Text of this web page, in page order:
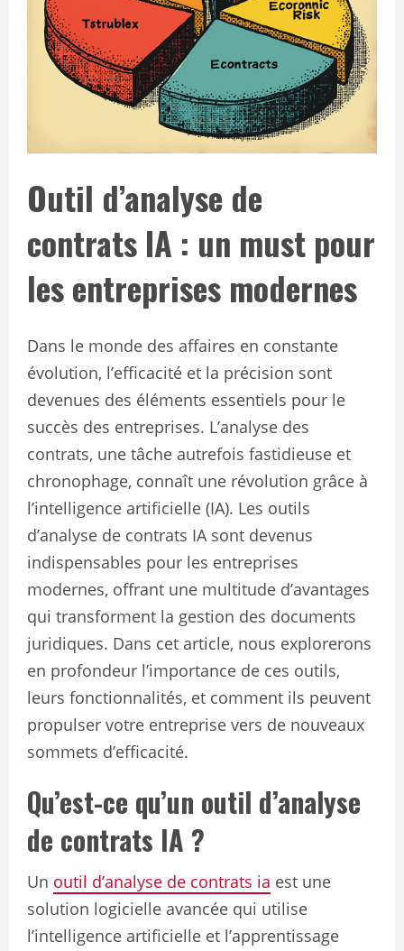
Outil d’analyse de
contrats IA : un must pour
les entreprises modernes
Dans le monde des affaires en constante
évolution, l’efficacité et la précision sont
devenues des éléments essentiels pour le
succès des entreprises. L’analyse des
contrats, une tâche autrefois fastidieuse et
chronophage, connaît une révolution grâce à
l’intelligence artificielle (IA). Les outils
d’analyse de contrats IA sont devenus
indispensables pour les entreprises
modernes, offrant une multitude d’avantages
qui transforment la gestion des documents
juridiques. Dans cet article, nous explorerons
en profondeur l’importance de ces outils,
leurs fonctionnalités, et comment ils peuvent
propulser votre entreprise vers de nouveaux
sommets d’efficacité.
Qu’est-ce qu’un outil d’analyse
de contrats IA ?
Un outil d’analyse de contrats ia est une
solution logicielle avancée qui utilise
l’intelligence artificielle et l’apprentissage